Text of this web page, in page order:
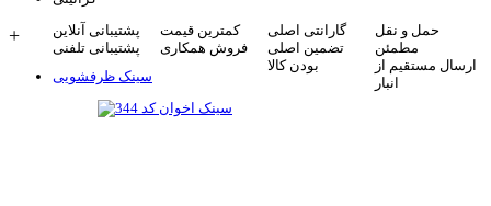
حمل و نقل
مطمئن
ارسال مستقیم از
انبار
گارانتی اصلی
تضمین اصلی
بودن کالا
کمترین قیمت
فروش همکاری
پشتیبانی آنلاین
پشتیبانی تلفنی
+
سینک ظرفشویی